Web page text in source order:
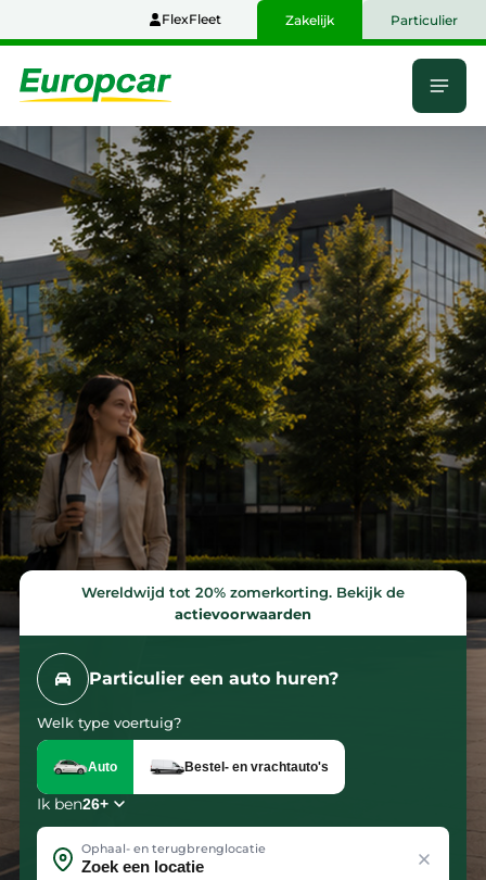
hoofdinhoud
FlexFleet Zakelijk Particulier
Home
Flexibele
mobiliteit
voor
grootzakelijk
Nederland
Met
ruim
12.000
premium
houden
wij
jouw
organisatie
beweging.
Laten we
Wereldwijd tot 20% zomerkorting. Bekijk de
actievoorwaarden
Particulier een auto huren?
Welk type voertuig?
Auto Bestel- en vrachtauto's
Ik ben
Ophaal- en terugbrenglocatie